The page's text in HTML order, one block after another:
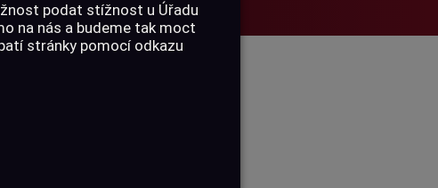
podat stížnost u Úřadu
na nás a budeme tak moct
stránky pomocí odkazu
R
LED SVÍTILNA